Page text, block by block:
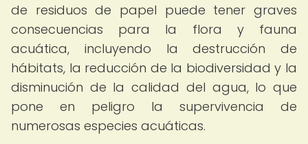
de residuos de papel puede tener graves
consecuencias para la flora y fauna
acuática, incluyendo la destrucción de
hábitats, la reducción de la biodiversidad y la
disminución de la calidad del agua, lo que
pone en peligro la supervivencia de
numerosas especies acuáticas.